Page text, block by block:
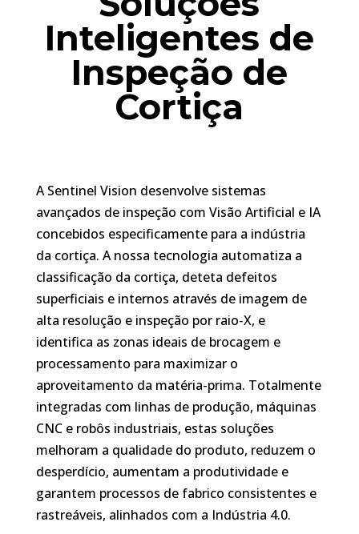
Inteligentes de
Inspeção de
Cortiça
A Sentinel Vision desenvolve sistemas
avançados de inspeção com Visão Artificial e IA
concebidos especificamente para a indústria
da cortiça. A nossa tecnologia automatiza a
classificação da cortiça, deteta defeitos
superficiais e internos através de imagem de
alta resolução e inspeção por raio-X, e
identifica as zonas ideais de brocagem e
processamento para maximizar o
aproveitamento da matéria-prima. Totalmente
integradas com linhas de produção, máquinas
CNC e robôs industriais, estas soluções
melhoram a qualidade do produto, reduzem o
desperdício, aumentam a produtividade e
garantem processos de fabrico consistentes e
rastreáveis, alinhados com a Indústria 4.0.